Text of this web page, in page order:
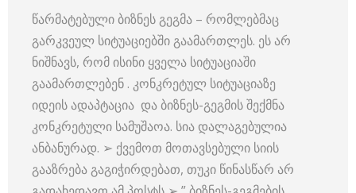
წარმატებული ბიზნეს გეგმა – რომლებმაც
გარკვეულ სიტუაციებში გაამართლეს. ეს არ
ნიშნავს, რომ ისინი ყველა სიტუაციაში
გაამართლებენ . კონკრეტულ სიტუაციაზე
იდეის ადაპტაცია და ბიზნეს-გეგმის შექმნა
კონკრეტული სამუშაოა. სია დალაგებულია
ანბანურად. ➢ ქვემოთ მოთავსებული სიის
გააზრება გაგიჭირდებათ, თუკი წინასწარ არ